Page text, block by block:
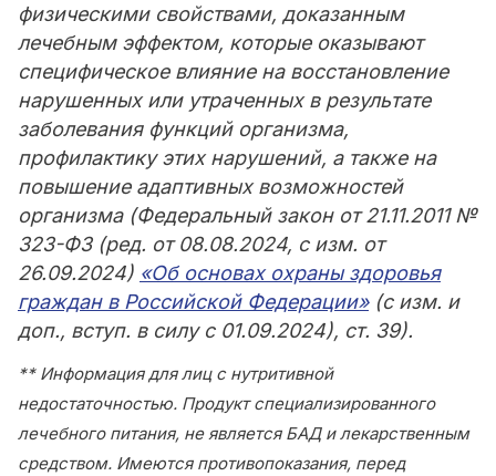
физическими свойствами, доказанным
лечебным эффектом, которые оказывают
специфическое влияние на восстановление
нарушенных или утраченных в результате
заболевания функций организма,
профилактику этих нарушений, а также на
повышение адаптивных возможностей
организма (Федеральный закон от 21.11.2011 №
323-ФЗ (ред. от 08.08.2024, с изм. от
26.09.2024) «Об основах охраны здоровья
граждан в Российской Федерации»(с изм. и
доп., вступ. в силу с 01.09.2024), ст. 39).
** Информация для лиц с нутритивной
недостаточностью. Продукт специализированного
лечебного питания, не является БАД и лекарственным
средством. Имеются противопоказания, перед